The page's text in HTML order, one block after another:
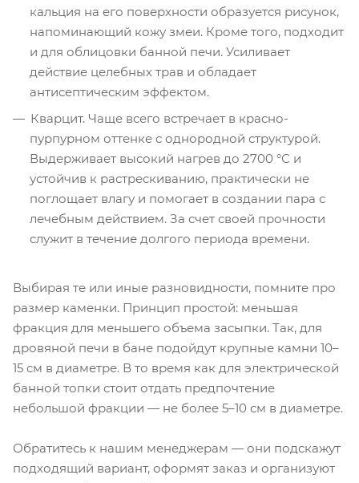
кальция на его поверхности образуется рисунок,
напоминающий кожу змеи. Кроме того, подходит
и для облицовки банной печи. Усиливает
действие целебных трав и обладает
антисептическим эффектом.
Кварцит. Чаще всего встречает в красно-
пурпурном оттенке с однородной структурой.
Выдерживает высокий нагрев до 2700 °С и
устойчив к растрескиванию, практически не
поглощает влагу и помогает в создании пара с
лечебным действием. За счет своей прочности
служит в течение долгого периода времени.
Выбирая те или иные разновидности, помните про
размер каменки. Принцип простой: меньшая
фракция для меньшего объема засыпки. Так, для
дровяной печи в бане подойдут крупные камни 10–
15 см в диаметре. В то время как для электрической
банной топки стоит отдать предпочтение
небольшой фракции — не более 5–10 см в диаметре.
Обратитесь к нашим менеджерам — они подскажут
подходящий вариант, оформят заказ и организуют